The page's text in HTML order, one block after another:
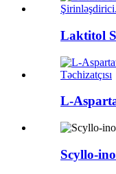
Laktitol
L-
Scyllo-